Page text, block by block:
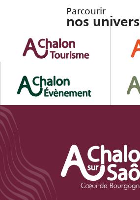
Parcourir
nos univers